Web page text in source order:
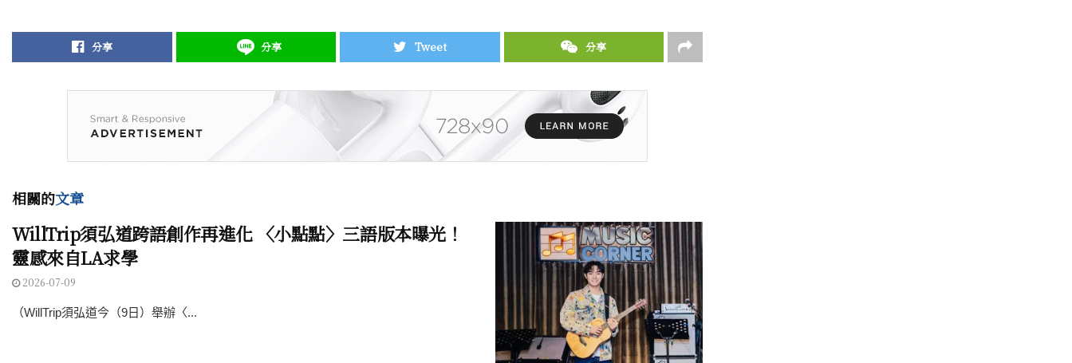
分享 分享 Tweet 分享
相關的文章
WillTrip須弘道跨語創作再進化 〈小點點〉三語版本曝光！
靈感來自LA求學
2026-07-09
（WillTrip須弘道今（9日）舉辦〈...